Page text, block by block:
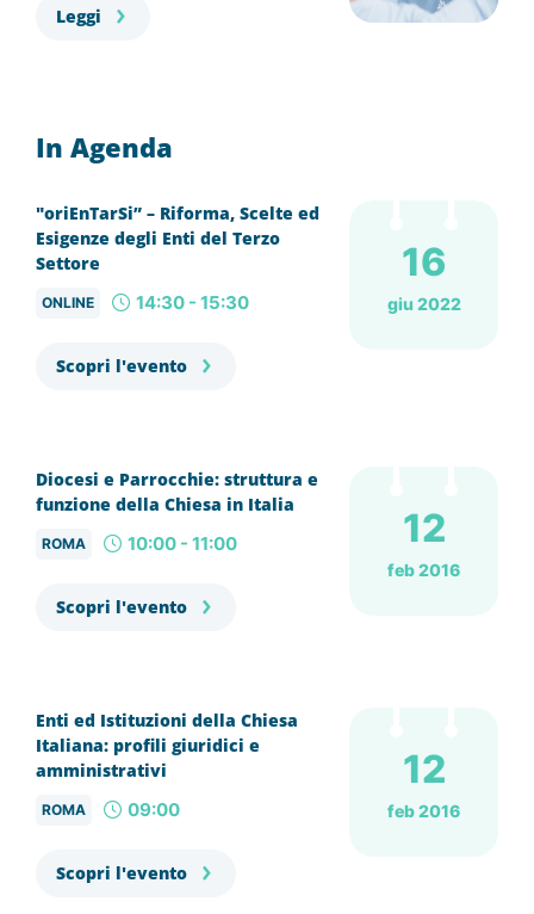
Leggi
In Agenda
"oriEnTarSi” – Riforma, Scelte ed
Esigenze degli Enti del Terzo
Settore
ONLINE 14:30 - 15:30
Scopri l'evento
16
giu 2022
Diocesi e Parrocchie: struttura e
funzione della Chiesa in Italia
ROMA 10:00 - 11:00
Scopri l'evento
12
feb 2016
Enti ed Istituzioni della Chiesa
Italiana: profili giuridici e
amministrativi
ROMA 09:00
Scopri l'evento
12
feb 2016